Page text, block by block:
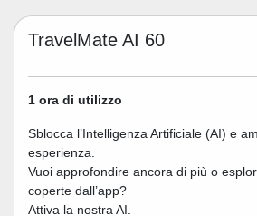
TravelMate AI 60
1 ora di utilizzo
Sblocca l’Intelligenza Artificiale (AI) e
esperienza.
Vuoi approfondire ancora di più o
coperte dall’app?
Attiva la nostra AI.